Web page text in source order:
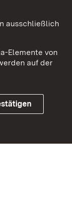
ausschließlich
Elemente von
auf der